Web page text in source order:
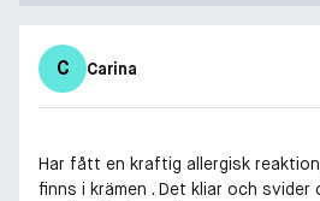
C Carina
Har fått en kraftig allergisk
finns i krämen . Det kliar och svider